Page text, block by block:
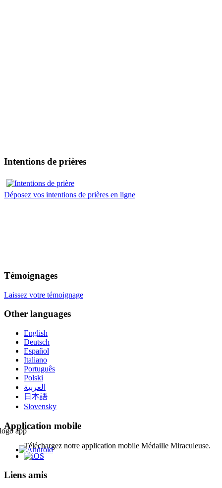
Intentions de prières
Déposez vos intentions de prières en ligne
Témoignages
Laissez votre témoignage
Other languages
English
Deutsch
Español
Italiano
Português
Polski
العربية
日本語
Slovensky
Application mobile
Téléchargez notre application mobile Médaille Miraculeuse.
Liens amis